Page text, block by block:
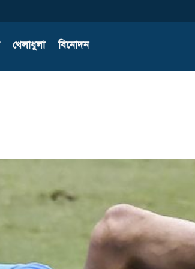
খেলাধুলা বিনোদন